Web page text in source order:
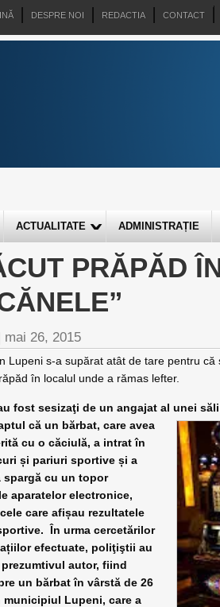
DESPRE NOI REDACTIA CONTACT
ACTUALITATE ADMINISTRAȚIE
PRĂPĂD
mai 26, 2015
Lupeni s-a supărat atât de tare pentru
în localul unde a rămas lefter.
fost sesizaţi de un angajat al unei
că un bărbat, care avea
cu o căciulă, a intrat în
și pariuri sportive și a
spargă cu un topor
aparatelor electronice,
care afișau rezultatele
În urma cercetărilor
efectuate, poliţiştii au
autor, fiind
un bărbat în vârstă de 26
municipiul Lupeni, care a